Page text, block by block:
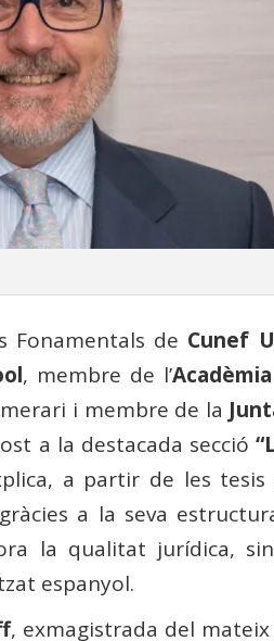
Fonamentals de Cunef
, membre de l’
i membre de la
a la destacada secció
a partir de les tesis
a la seva
la qualitat jurídica,
espanyol.
, exmagistrada del